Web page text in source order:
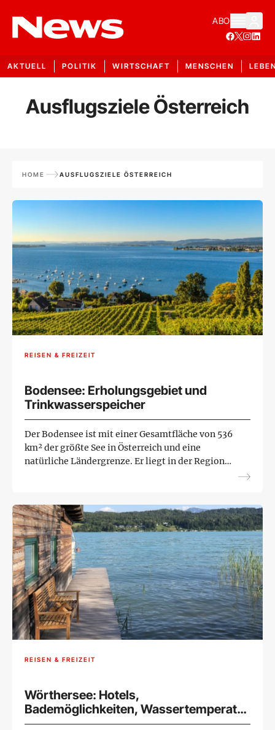
ABO
AKTUELL POLITIK WIRTSCHAFT MENSCHEN
Ausflugsziele Österreich
HOME AUSFLUGSZIELE ÖSTERREICH
REISEN & FREIZEIT
Bodensee: Erholungsgebiet und
Trinkwasserspeicher
Der Bodensee ist mit einer Gesamtfläche von 536
km² der größte See in Österreich und eine
natürliche Ländergrenze. Er liegt in der Region
REISEN & FREIZEIT
Wörthersee: Hotels,
Bademöglichkeiten, Wassertemperatur
und mehr